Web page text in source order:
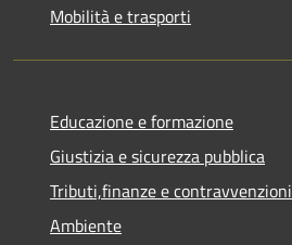
Mobilità e trasporti
Educazione e formazione
Giustizia e sicurezza pubblica
Tributi,finanze e contravvenzioni
Ambiente